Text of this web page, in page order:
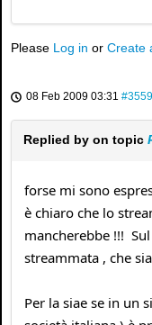
Please Log in or Create
08 Feb 2009 03:31
Replied by on topic
forse mi sono
è chiaro che lo
mancherebbe !!!
streammata , che
Per la siae se in un